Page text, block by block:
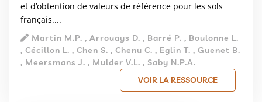
et d’obtention de valeurs de référence pour les sols
français....
Martin M.P. , Arrouays D. , Barré P. , Boulonne L.
, Cécillon L. , Chen S. , Chenu C. , Eglin T. , Guenet B.
, Meersmans J. , Mulder V.L. , Saby N.P.A.
VOIR LA RESSOURCE